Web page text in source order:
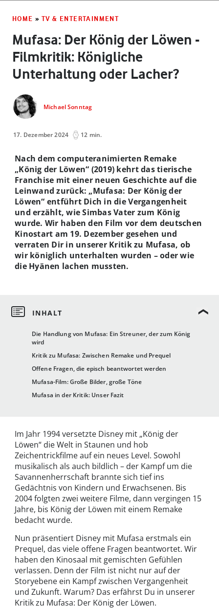
HOME » TV & ENTERTAINMENT
Mufasa: Der König der Löwen ­
Filmkritik: Königliche
Unterhaltung oder Lacher?
Michael Sonntag
17. Dezember 2024 12 min.
Die Handlung von Mufasa: Ein Streuner, der zum König
wird
Kritik zu Mufasa: Zwischen Remake und Prequel
Offene Fragen, die episch beantwortet werden
Mufasa-Film: Große Bilder, große Töne
Mufasa in der Kritik: Unser Fazit
Nach dem computeranimierten Remake
„König der Löwen“ (2019) kehrt das tierische
Franchise mit einer neuen Geschichte auf die
Leinwand zurück: „Mufasa: Der König der
Löwen“ entführt Dich in die Vergangenheit
und erzählt, wie Simbas Vater zum König
wurde. Wir haben den Film vor dem deutschen
Kinostart am 19. Dezember gesehen und
verraten Dir in unserer Kritik zu Mufasa, ob
wir königlich unterhalten wurden – oder wie
die Hyänen lachen mussten.
Im Jahr 1994 versetzte Disney mit „König der
Löwen“ die Welt in Staunen und hob
Zeichentrickfilme auf ein neues Level. Sowohl
musikalisch als auch bildlich – der Kampf um die
Savannenherrschaft brannte sich tief ins
Gedächtnis von Kindern und Erwachsenen. Bis
2004 folgten zwei weitere Filme, dann vergingen 15
Jahre, bis König der Löwen mit einem Remake
bedacht wurde.
Nun präsentiert Disney mit Mufasa erstmals ein
Prequel, das viele offene Fragen beantwortet. Wir
haben den Kinosaal mit gemischten Gefühlen
verlassen. Denn der Film ist nicht nur auf der
Storyebene ein Kampf zwischen Vergangenheit
und Zukunft. Warum? Das erfährst Du in unserer
Kritik zu Mufasa: Der König der Löwen.